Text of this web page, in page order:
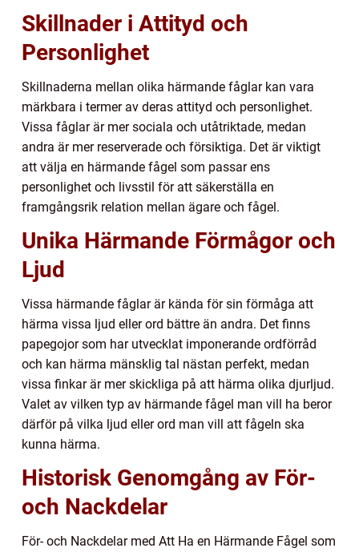
Skillnader i Attityd och
Personlighet
Skillnaderna mellan olika härmande fåglar kan vara
märkbara i termer av deras attityd och personlighet.
Vissa fåglar är mer sociala och utåtriktade, medan
andra är mer reserverade och försiktiga. Det är viktigt
att välja en härmande fågel som passar ens
personlighet och livsstil för att säkerställa en
framgångsrik relation mellan ägare och fågel.
Unika Härmande Förmågor och
Ljud
Vissa härmande fåglar är kända för sin förmåga att
härma vissa ljud eller ord bättre än andra. Det finns
papegojor som har utvecklat imponerande ordförråd
och kan härma mänsklig tal nästan perfekt, medan
vissa finkar är mer skickliga på att härma olika djurljud.
Valet av vilken typ av härmande fågel man vill ha beror
därför på vilka ljud eller ord man vill att fågeln ska
kunna härma.
Historisk Genomgång av För-
och Nackdelar
För- och Nackdelar med Att Ha en Härmande Fågel som